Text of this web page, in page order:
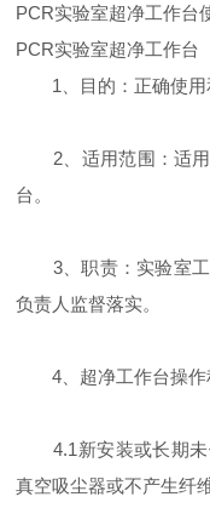
PCR实验室超净工作台
PCR实验室超净工作台
1、目的：正确使用
2、适用范围：适用
台。
3、职责：实验室工
负责人监督落实。
4、超净工作台操作
4.1新安装或长期未
真空吸尘器或不产生纤